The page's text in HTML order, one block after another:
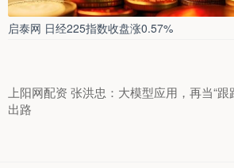
启泰网 日经225指数收盘涨0.57%
上阳网配资 张洪忠：大模型应用，再当“跟
出路